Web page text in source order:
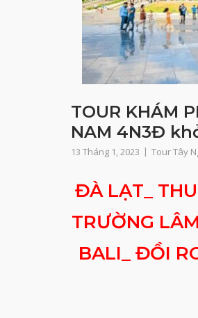
TOUR KHÁM
NAM 4N3Đ
13 Tháng 1, 2023 Tour Tây
ĐÀ LẠT_
TRƯỜNG
BALI_ ĐỒI